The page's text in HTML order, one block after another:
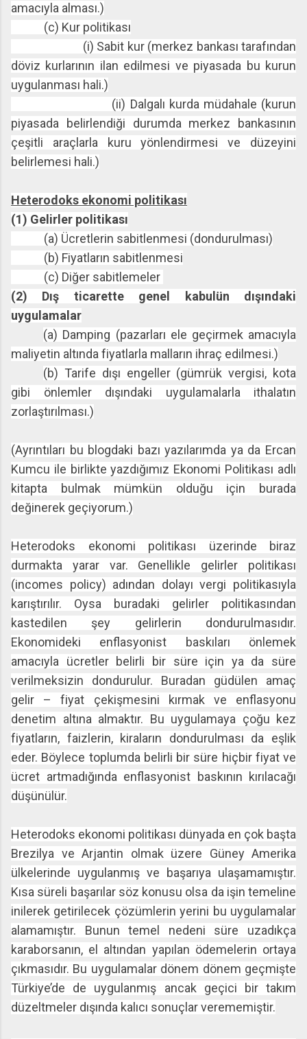
amacıyla alması.)
(c) Kur politikası
(i) Sabit kur (merkez bankası tarafından
döviz kurlarının ilan edilmesi ve piyasada bu kurun
uygulanması hali.)
(ii) Dalgalı kurda müdahale (kurun
piyasada belirlendiği durumda merkez bankasının
çeşitli araçlarla kuru yönlendirmesi ve düzeyini
belirlemesi hali.)
Heterodoks ekonomi politikası
(1) Gelirler politikası
(a) Ücretlerin sabitlenmesi (dondurulması)
(b) Fiyatların sabitlenmesi
(c) Diğer sabitlemeler
(2) Dış ticarette genel kabulün dışındaki
uygulamalar
(a) Damping (pazarları ele geçirmek amacıyla
maliyetin altında fiyatlarla malların ihraç edilmesi.)
(b) Tarife dışı engeller (gümrük vergisi, kota
gibi önlemler dışındaki uygulamalarla ithalatın
zorlaştırılması.)
(Ayrıntıları bu blogdaki bazı yazılarımda ya da Ercan
Kumcu ile birlikte yazdığımız Ekonomi Politikası adlı
kitapta bulmak mümkün olduğu için burada
değinerek geçiyorum.)
Heterodoks ekonomi politikası üzerinde biraz
durmakta yarar var. Genellikle gelirler politikası
(incomes policy) adından dolayı vergi politikasıyla
karıştırılır. Oysa buradaki gelirler politikasından
kastedilen şey gelirlerin dondurulmasıdır.
Ekonomideki enflasyonist baskıları önlemek
amacıyla ücretler belirli bir süre için ya da süre
verilmeksizin dondurulur. Buradan güdülen amaç
gelir – fiyat çekişmesini kırmak ve enflasyonu
denetim altına almaktır. Bu uygulamaya çoğu kez
fiyatların, faizlerin, kiraların dondurulması da eşlik
eder. Böylece toplumda belirli bir süre hiçbir fiyat ve
ücret artmadığında enflasyonist baskının kırılacağı
düşünülür.
Heterodoks ekonomi politikası dünyada en çok başta
Brezilya ve Arjantin olmak üzere Güney Amerika
ülkelerinde uygulanmış ve başarıya ulaşamamıştır.
Kısa süreli başarılar söz konusu olsa da işin temeline
inilerek getirilecek çözümlerin yerini bu uygulamalar
alamamıştır. Bunun temel nedeni süre uzadıkça
karaborsanın, el altından yapılan ödemelerin ortaya
çıkmasıdır. Bu uygulamalar dönem dönem geçmişte
Türkiye’de de uygulanmış ancak geçici bir takım
düzeltmeler dışında kalıcı sonuçlar verememiştir.